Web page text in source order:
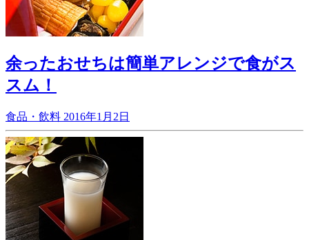
余ったおせちは簡単アレンジで食がス
スム！
食品・飲料 2016年1月2日